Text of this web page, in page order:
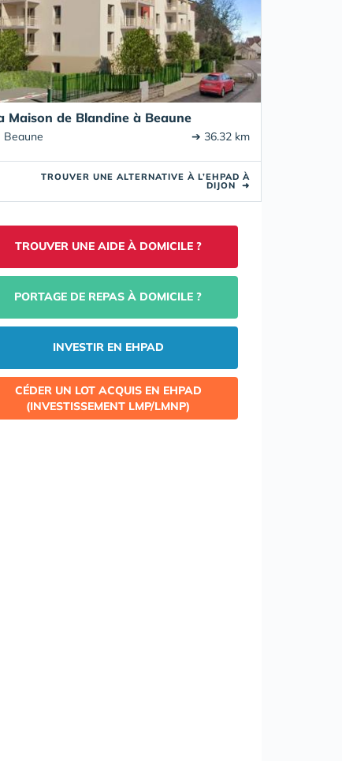
Maison de Blandine à Beaune
Beaune ➔ 36.32 km
TROUVER UNE ALTERNATIVE À L’EHPAD À
DIJON ➜
TROUVER UNE AIDE À DOMICILE ?
PORTAGE DE REPAS À DOMICILE ?
INVESTIR EN EHPAD
CÉDER UN LOT ACQUIS EN EHPAD
(INVESTISSEMENT LMP/LMNP)